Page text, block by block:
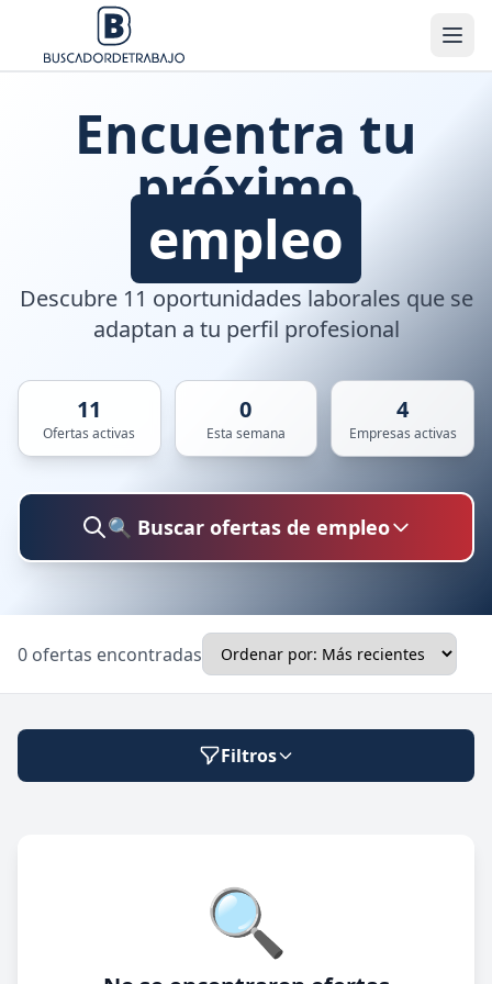
Encuentra tu
próximo
empleo
Descubre 11 oportunidades laborales que se
adaptan a tu perfil profesional
11
Ofertas activas
0
Esta semana
4
Empresas activas
🔍 Buscar ofertas de empleo
Ubicación
🔍 Buscar
0 ofertas encontradas
Filtros
Modalidad de trabajo🔍